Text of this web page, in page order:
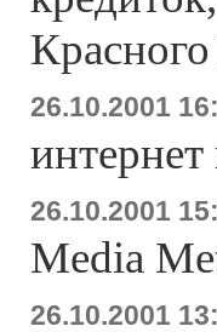
26.10.2001
интернет
26.10.2001
Media
26.10.2001